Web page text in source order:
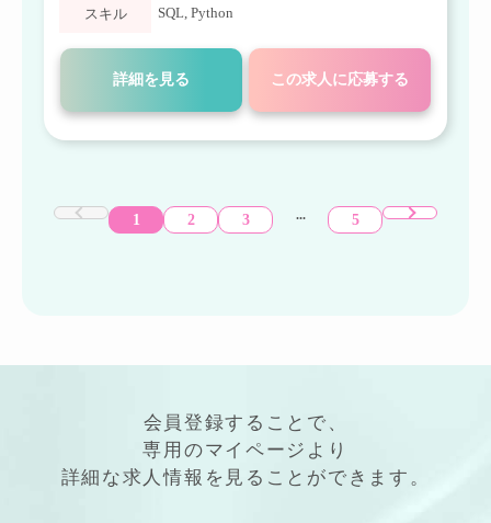
スキル SQL, Python
詳細を見る この求人に応募する
1 2 3 ... 5
会員登録することで、
専用のマイページ より
詳細 な求人情報 を見ることができます。